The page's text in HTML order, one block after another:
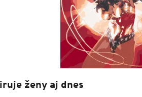
ženy aj dnes